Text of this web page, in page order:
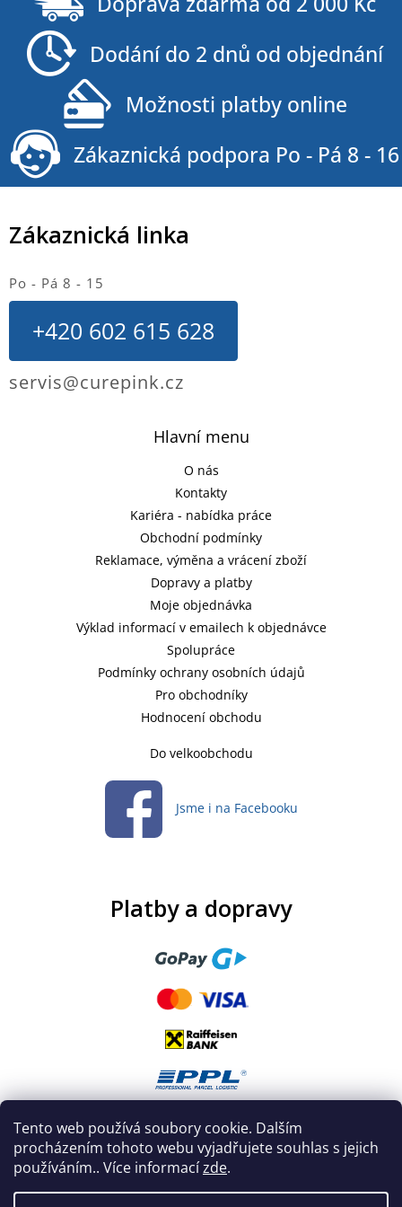
Tento web používá soubory cookie. Dalším
procházením tohoto webu vyjadřujete souhlas s jejich
používáním.. Více informacízde.
Hlavní menu
O nás
Kontakty
Kariéra - nabídka práce
Obchodní podmínky
Reklamace, výměna a vrácení zboží
Dopravy a platby
Moje objednávka
Výklad informací v emailech k objednávce
Spolupráce
Podmínky ochrany osobních údajů
Pro obchodníky
Hodnocení obchodu
Do velkoobchodu
Jsme i na Facebooku
Zákaznická linka
Po - Pá 8 - 15
+420 602 615 628
servis@curepink.cz
Platby a dopravy
Dodání do 2 dnů od objednání
Možnosti platby online
Zákaznická podpora Po - Pá 8 - 16